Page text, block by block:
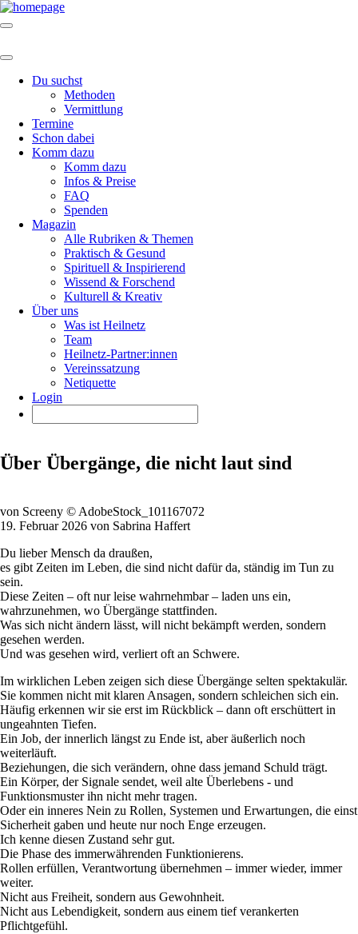
Du suchst
Methoden
Vermittlung
Termine
Schon dabei
Komm dazu
Komm dazu
Infos & Preise
FAQ
Spenden
Magazin
Alle Rubriken & Themen
Praktisch & Gesund
Spirituell & Inspirierend
Wissend & Forschend
Kulturell & Kreativ
Über uns
Was ist Heilnetz
Team
Heilnetz-Partner:innen
Vereinssatzung
Netiquette
Login
Über Übergänge, die nicht laut sind
von Screeny © AdobeStock_101167072
19. Februar 2026 von Sabrina Haffert
Du lieber Mensch da draußen,
es gibt Zeiten im Leben, die sind nicht dafür da, ständig im Tun zu
sein.
Diese Zeiten – oft nur leise wahrnehmbar – laden uns ein,
wahrzunehmen, wo Übergänge stattfinden.
Was sich nicht ändern lässt, will nicht bekämpft werden, sondern
gesehen werden.
Und was gesehen wird, verliert oft an Schwere.
Im wirklichen Leben zeigen sich diese Übergänge selten spektakulär.
Sie kommen nicht mit klaren Ansagen, sondern schleichen sich ein.
Häufig erkennen wir sie erst im Rückblick – dann oft erschüttert in
ungeahnten Tiefen.
Ein Job, der innerlich längst zu Ende ist, aber äußerlich noch
weiterläuft.
Beziehungen, die sich verändern, ohne dass jemand Schuld trägt.
Ein Körper, der Signale sendet, weil alte Überlebens - und
Funktionsmuster ihn nicht mehr tragen.
Oder ein inneres Nein zu Rollen, Systemen und Erwartungen, die einst
Sicherheit gaben und heute nur noch Enge erzeugen.
Ich kenne diesen Zustand sehr gut.
Die Phase des immerwährenden Funktionierens.
Rollen erfüllen, Verantwortung übernehmen – immer wieder, immer
weiter.
Nicht aus Freiheit, sondern aus Gewohnheit.
Nicht aus Lebendigkeit, sondern aus einem tief verankerten
Pflichtgefühl.